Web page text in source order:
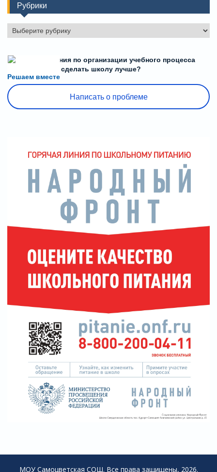
Рубрики
Рубрики
Решаем вместе
Есть предложения по организации учебного процесса
или знаете, как сделать школу лучше?
Написать о проблеме
МОУ Самоцветская СОШ. Все права защищены, 2026.